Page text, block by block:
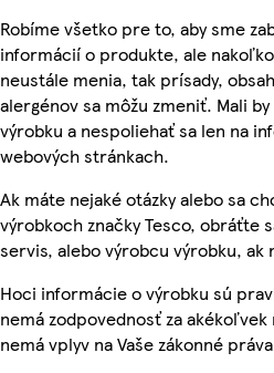
Robíme všetko pre to, aby sme
informácií o produkte, ale
neustále menia, tak prísady,
alergénov sa môžu zmeniť. Mali
výrobku a nespoliehať sa len na
webových stránkach.
Ak máte nejaké otázky alebo sa
výrobkoch značky Tesco, obráťte
servis, alebo výrobcu výrobku, ak
Hoci informácie o výrobku sú
nemá zodpovednosť za
nemá vplyv na Vaše zákonné